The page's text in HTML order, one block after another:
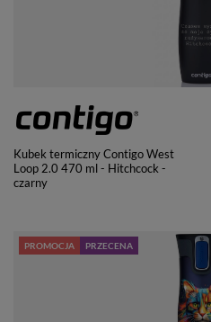
Kubek termiczny Contigo West
Loop 2.0 470 ml - Hitchcock -
czarny
PROMOCJA PRZECENA